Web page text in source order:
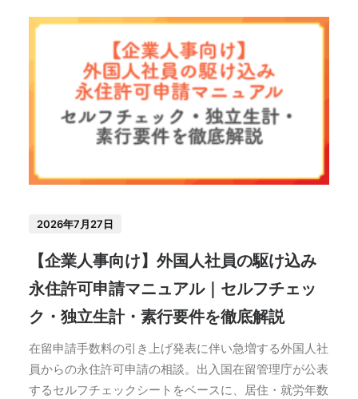
2026年7月27日
【企業人事向け】外国人社員の駆け込み
永住許可申請マニュアル｜セルフチェッ
ク・独立生計・素行要件を徹底解説
在留申請手数料の引き上げ発表に伴い急増する外国人社
員からの永住許可申請の相談。出入国在留管理庁が公表
するセルフチェックシートをベースに、居住・就労年数